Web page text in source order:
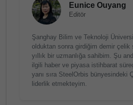
Eunice Ouyang
Editör
Şanghay Bilim ve Teknoloji
olduktan sonra girdiğim demir çelik
yıllık bir uzmanlığa sahibim. Şu
ilgili haber ve piyasa istihbarat
yanı sıra SteelOrbis bünyesindeki
liderlik etmekteyim.